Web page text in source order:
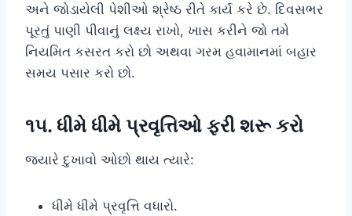
અને જોડાયેલી પેશીઓ શ્રેષ્ઠ રીતે કાર્ય કરે છે. દિવસભર
પૂરતું પાણી પીવાનું લક્ષ્ય રાખો, ખાસ કરીને જો તમે
નિયમિત કસરત કરો છો અથવા ગરમ હવામાનમાં બહાર
સમય પસાર કરો છો.
૧૫. ધીમે ધીમે પ્રવૃત્તિઓ ફરી શરૂ કરો
જ્યારે દુખાવો ઓછો થાય ત્યારે:
ધીમે ધીમે પ્રવૃત્તિ વધારો.